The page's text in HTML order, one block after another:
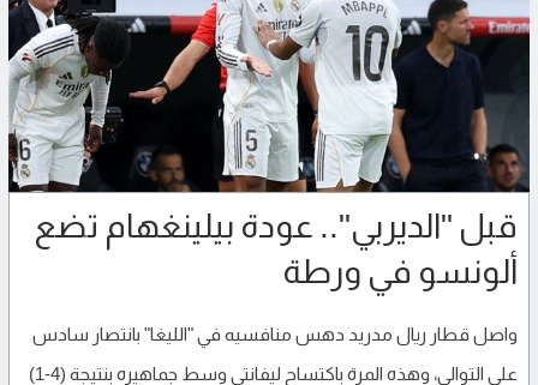
قبل "الديربي".. عودة بيلينغهام تضع
ألونسو في ورطة
واصل قطار ريال مدريد دهس منافسيه في "الليغا" بانتصار سادس
على التوالي، وهذه المرة باكتساح ليفانتي وسط جماهيره بنتيجة (4-1)